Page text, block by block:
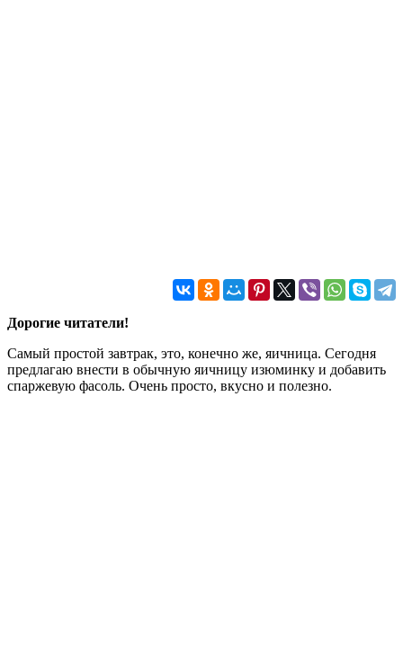
Дорогие читатели!
Самый простой завтрак, это, конечно же, яичница. Сегодня
предлагаю внести в обычную яичницу изюминку и добавить
спаржевую фасоль. Очень просто, вкусно и полезно.